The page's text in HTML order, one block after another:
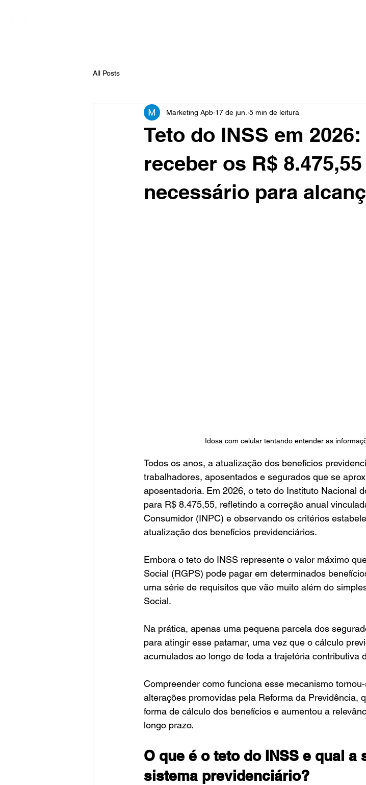
All Posts
Teto do INSS em
receber os R$
necessário para
Marketing Apb 17 de jun. 5 min de leitura
Idosa com celular tentando entender as
Todos os anos, a atualização dos benefícios
trabalhadores, aposentados e segurados que se
aposentadoria. Em 2026, o teto do Instituto Nacional
para R$ 8.475,55, refletindo a correção anual
Consumidor (INPC) e observando os critérios
atualização dos benefícios previdenciários.
Embora o teto do INSS represente o valor máximo
Social (RGPS) pode pagar em determinados
uma série de requisitos que vão muito além do
Social.
Na prática, apenas uma pequena parcela dos
para atingir esse patamar, uma vez que o cálculo
acumulados ao longo de toda a trajetória contributiva
Compreender como funciona esse mecanismo
alterações promovidas pela Reforma da Previdência,
forma de cálculo dos benefícios e aumentou a
longo prazo.
O que é o teto do INSS e qual
sistema previdenciário?